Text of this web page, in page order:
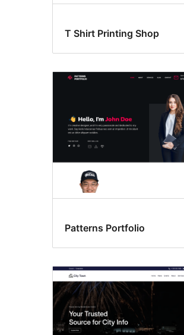
T Shirt Printing Shop
Patterns Portfolio